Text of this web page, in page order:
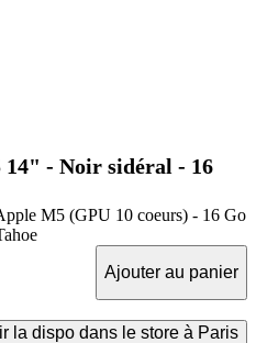
- Noir sidéral - 16
M5 (GPU 10 coeurs) - 16 Go
Ajouter au panier
la dispo dans le store à Paris